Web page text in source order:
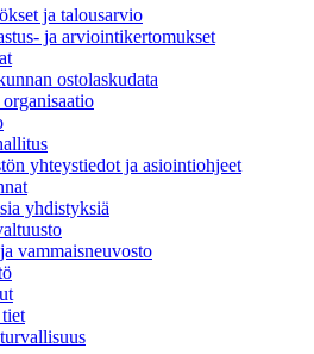
ja talousarvio
ja arviointikertomukset
ostolaskudata
yhteystiedot ja asiointiohjeet
yhdistyksiä
vammaisneuvosto